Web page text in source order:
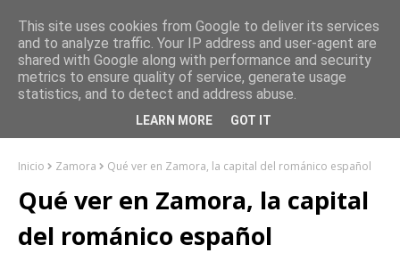
Inicio Zamora Qué ver en Zamora, la capital del románico español
Qué ver en Zamora, la capital
del románico español
This site uses cookies from Google to deliver its services
and to analyze traffic. Your IP address and user-agent are
shared with Google along with performance and security
metrics to ensure quality of service, generate usage
statistics, and to detect and address abuse.
LEARN MORE GOT IT